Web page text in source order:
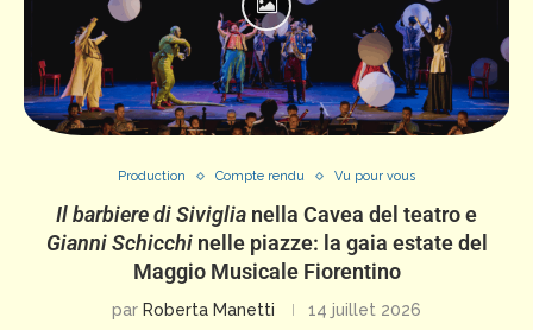
Production Compte rendu Vu pour vous
Il barbiere di Siviglia nella Cavea del teatro e
Gianni Schicchinelle piazze: la gaia estate del
Maggio Musicale Fiorentino
par Roberta Manetti 14 juillet 2026